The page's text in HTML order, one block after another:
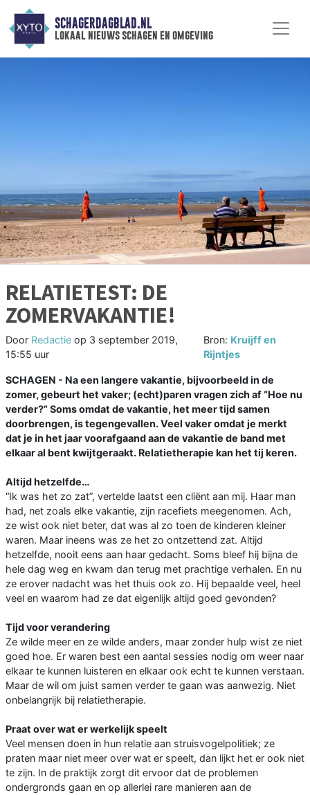
SCHAGERDAGBLAD.NL
lokaal nieuws schagen en omgeving
RELATIETEST: DE
ZOMERVAKANTIE!
Door Redactie op 3 september 2019,
15:55 uur
Bron: Kruijff en
Rijntjes
SCHAGEN - Na een langere vakantie, bijvoorbeeld in de
zomer, gebeurt het vaker; (echt)paren vragen zich af “Hoe nu
verder?” Soms omdat de vakantie, het meer tijd samen
doorbrengen, is tegengevallen. Veel vaker omdat je merkt
dat je in het jaar voorafgaand aan de vakantie de band met
elkaar al bent kwijtgeraakt. Relatietherapie kan het tij keren.
Altijd hetzelfde…
“Ik was het zo zat”, vertelde laatst een cliënt aan mij. Haar man
had, net zoals elke vakantie, zijn racefiets meegenomen. Ach,
ze wist ook niet beter, dat was al zo toen de kinderen kleiner
waren. Maar ineens was ze het zo ontzettend zat. Altijd
hetzelfde, nooit eens aan haar gedacht. Soms bleef hij bijna de
hele dag weg en kwam dan terug met prachtige verhalen. En nu
ze erover nadacht was het thuis ook zo. Hij bepaalde veel, heel
veel en waarom had ze dat eigenlijk altijd goed gevonden?
Tijd voor verandering
Ze wilde meer en ze wilde anders, maar zonder hulp wist ze niet
goed hoe. Er waren best een aantal sessies nodig om weer naar
elkaar te kunnen luisteren en elkaar ook echt te kunnen verstaan.
Maar de wil om juist samen verder te gaan was aanwezig. Niet
onbelangrijk bij relatietherapie.
Praat over wat er werkelijk speelt
Veel mensen doen in hun relatie aan struisvogelpolitiek; ze
praten maar niet meer over wat er speelt, dan lijkt het er ook niet
te zijn. In de praktijk zorgt dit ervoor dat de problemen
ondergronds gaan en op allerlei rare manieren aan de